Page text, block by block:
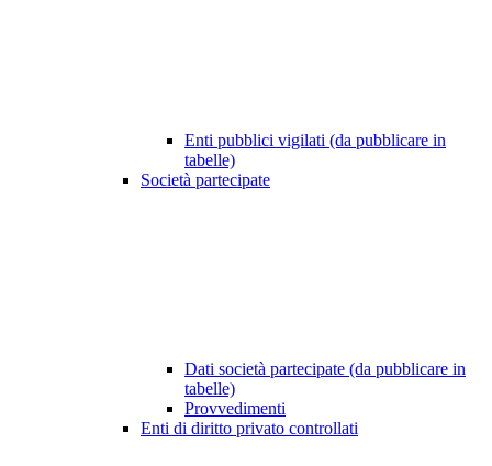
Enti pubblici vigilati (da pubblicare in
tabelle)
Società partecipate
Dati società partecipate (da pubblicare in
tabelle)
Provvedimenti
Enti di diritto privato controllati